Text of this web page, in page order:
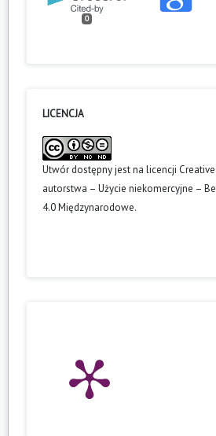
0
LICENCJA
Utwór dostępny jest na licencji
autorstwa – Użycie niekomercyjne –
4.0 Międzynarodowe.